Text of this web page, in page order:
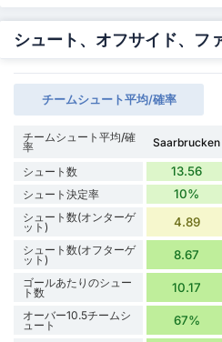
シュート、オフサイド、フ
チームシュート平均/確率
チームシュート平均/確
率 Saarbrucken
シュート数 13.56
シュート決定率 10%
シュート数(オンターゲ
ット) 4.89
シュート数(オフターゲ
ット) 8.67
ゴールあたりのシュー
ト数 10.17
オーバー10.5チームシ
ュート 67%